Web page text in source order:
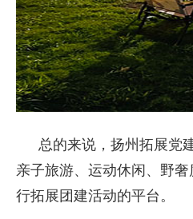
总的来说，扬州拓展党
亲子旅游、运动休闲、野
行拓展团建活动的平台。